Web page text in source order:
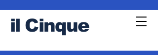
il Cinque